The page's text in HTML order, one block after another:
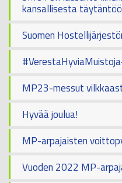
kansallisesta
Suomen
MP23-messut
Hyvää joulua!
MP-arpajaisten
Vuoden 2022 MP-